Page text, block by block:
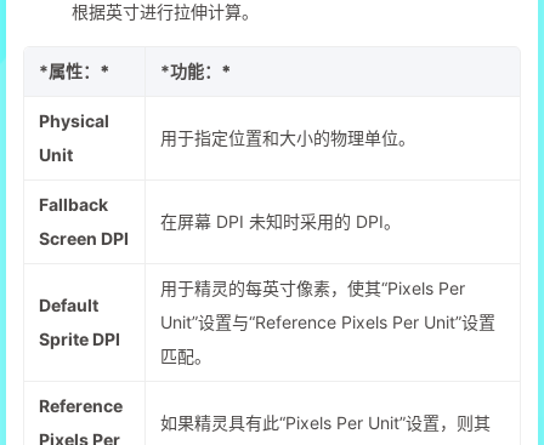
根据英寸进行拉伸计算。
*属性：* *功能：*
Physical
Unit
用于指定位置和大小的物理单位。
Fallback
Screen DPI
在屏幕 DPI 未知时采用的 DPI。
Default
Sprite DPI
用于精灵的每英寸像素，使其“Pixels Per
Unit”设置与“Reference Pixels Per Unit”设置
匹配。
Reference
Pixels Per
如果精灵具有此“Pixels Per Unit”设置，则其